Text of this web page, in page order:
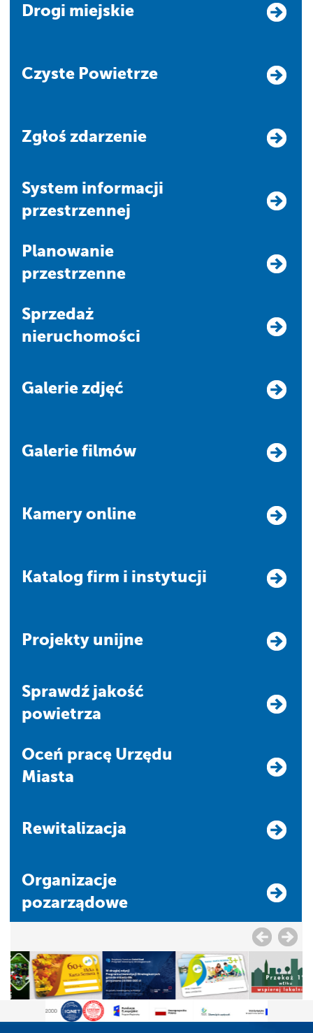
Drogi miejskie
Czyste Powietrze
Zgłoś zdarzenie
system informacji
przestrzennej
Planowanie
przestrzenne
Sprzedaż
nieruchomości
Galerie zdjęć
Galerie filmów
Kamery online
Katalog firm i instytucji
Projekty unijne
Sprawdź jakość
powietrza
Oceń pracę Urzędu
Miasta
Rewitalizacja
Organizacje
pozarządowe